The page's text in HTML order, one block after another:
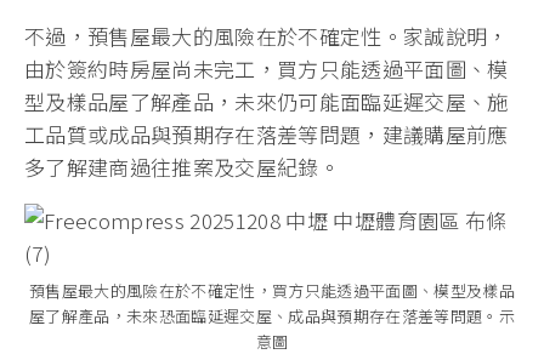
不過，預售屋最大的風險在於不確定性。家誠說明，
由於簽約時房屋尚未完工，買方只能透過平面圖、模
型及樣品屋了解產品，未來仍可能面臨延遲交屋、施
工品質或成品與預期存在落差等問題，建議購屋前應
多了解建商過往推案及交屋紀錄。
預售屋最大的風險在於不確定性，買方只能透過平面圖、模型及樣品
屋了解產品，未來恐面臨延遲交屋、成品與預期存在落差等問題。示
意圖